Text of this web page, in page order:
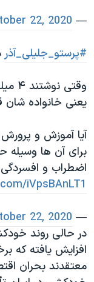
— faeze (@iamfaezee)
22, 2020
#پرستو_جلیلی_آذر
یعنی خانواده
آیا آموزش و پرورش
برای آن ها وسیله
اضطراب و
iVpsBAnLT1
— Farnaz 🎗 (@FarnazML64)
22, 2020
در حالی روند
افزایش یافته که
معتقدند بحران